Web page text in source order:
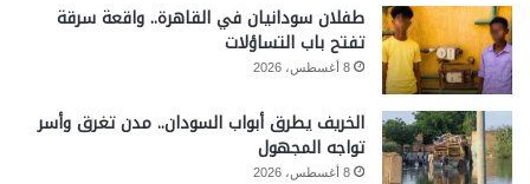
طفلان سودانيان في القاهرة.. واقعة سرقة
تفتح باب التساؤلات
8 أغسطس، 2026
الخريف يطرق أبواب السودان.. مدن تغرق وأسر
تواجه المجهول
8 أغسطس، 2026